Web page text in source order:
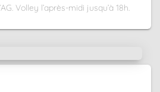
Volley l’après-midi jusqu’à 18h.